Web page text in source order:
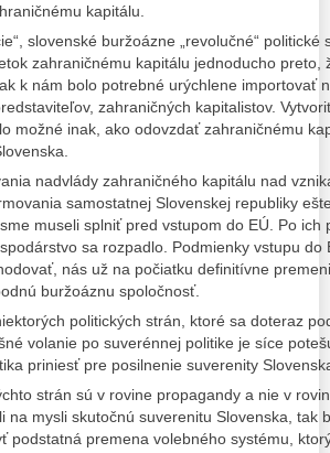
kapitálu.
slovenské buržoázne „revolučné“
zahraničnému kapitálu jednoducho preto,
k nám bolo potrebné urýchlene importovať
zahraničných kapitalistov.
možné inak, ako odovzdať zahraničnému
nadvlády zahraničného kapitálu nad
samostatnej Slovenskej republiky
museli splniť pred vstupom do EÚ. Po ich
sa rozpadlo. Podmienky vstupu do
nás už na počiatku definitívne
buržoáznu spoločnosť.
politických strán, ktoré sa doteraz
volanie po suverénnej politike je síce
priniesť pre posilnenie suverenity
strán sú v rovine propagandy a nie v
na mysli skutočnú suverenitu Slovenska, tak
podstatná premena volebného systému,